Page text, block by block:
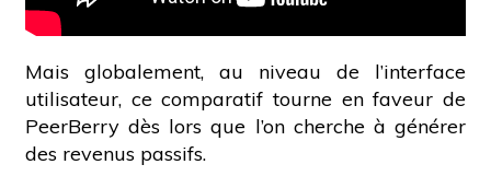
Mais globalement, au niveau de l’interface
utilisateur, ce comparatif tourne en faveur de
PeerBerry dès lors que l’on cherche à générer
des revenus passifs.